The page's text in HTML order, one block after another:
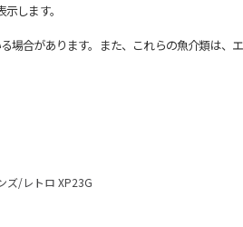
します。
合があります。また、これらの魚介類は、
ズ/レトロ XP23G